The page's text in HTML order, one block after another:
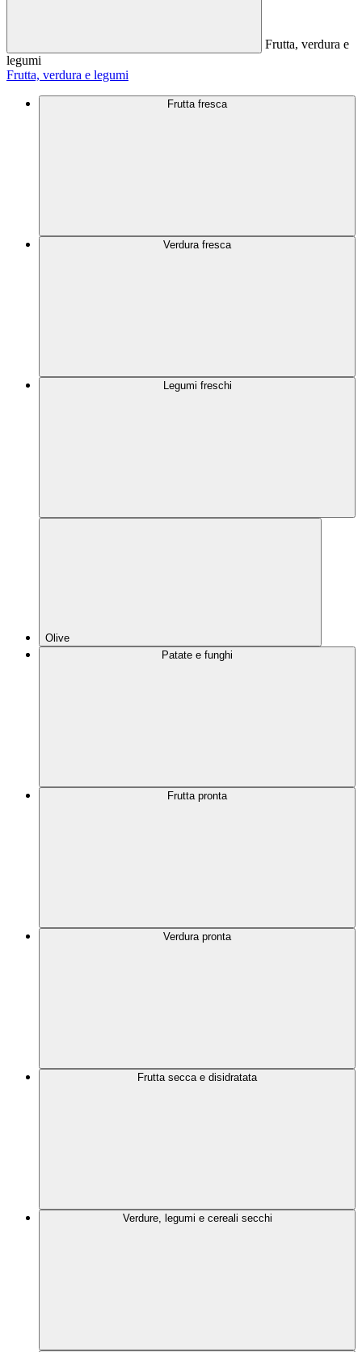
Frutta, verdura e
legumi
Frutta, verdura e legumi
Frutta fresca
Verdura fresca
Legumi freschi
Olive
Patate e funghi
Frutta pronta
Verdura pronta
Frutta secca e disidratata
Verdure, legumi e cereali secchi